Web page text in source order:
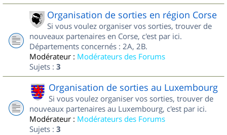
Organisation de sorties en région Corse
Si vous voulez organiser vos sorties, trouver de
nouveaux partenaires en Corse, c'est par ici.
Départements concernés : 2A, 2B.
Modérateur : Modérateurs des Forums
Sujets : 3
Organisation de sorties au Luxembourg
Si vous voulez organiser vos sorties, trouver de
nouveaux partenaires au Luxembourg, c'est par ici.
Modérateur : Modérateurs des Forums
Sujets : 3